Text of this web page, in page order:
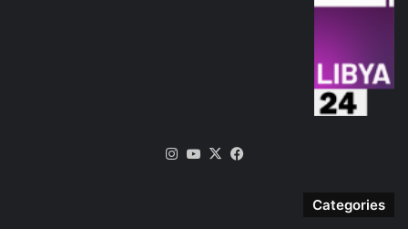
فيسبوك
‫X
‫YouTube
Categories